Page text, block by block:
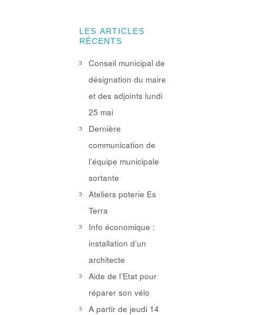
LES ARTICLES
RÉCENTS
Conseil municipal de
désignation du maire
et des adjoints lundi
25 mai
Dernière
communication de
l’équipe municipale
sortante
Ateliers poterie Es
Terra
Info économique :
installation d’un
architecte
Aide de l’Etat pour
réparer son vélo
A partir de jeudi 14